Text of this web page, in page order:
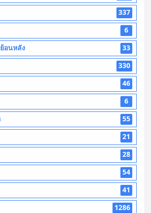
337
6
อนหลัง
33
330
46
6
55
21
28
54
41
1286